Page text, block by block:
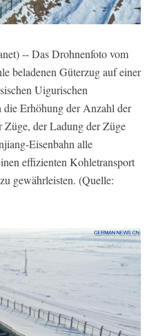
-- Das Drohnenfoto vom
beladenen Güterzug auf einer
Uigurischen
Erhöhung der Anzahl der
der Ladung der Züge
Eisenbahn alle
effizienten Kohletransport
gewährleisten. (Quelle: